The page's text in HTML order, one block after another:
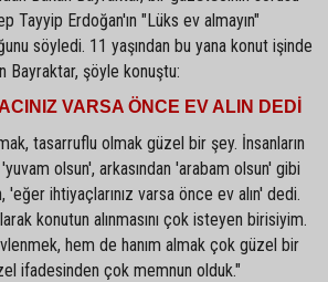
Tayyip Erdoğan'ın "Lüks ev almayın"
söyledi. 11 yaşından bu yana konut işinde
Bayraktar, şöyle konuştu:
VARSA ÖNCE EV ALIN DEDİ
tasarruflu olmak güzel bir şey. İnsanların
olsun', arkasından 'arabam olsun' gibi
'eğer ihtiyaçlarınız varsa önce ev alın' dedi.
konutun alınmasını çok isteyen birisiyim.
hem de hanım almak çok güzel bir
ifadesinden çok memnun olduk."